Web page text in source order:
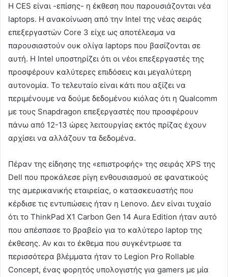
Η CES είναι -επίσης- η έκθεση που παρουσιάζονται νέα
laptops. Η ανακοίνωση από την Intel της νέας σειράς
επεξεργαστών Core 3 είχε ως αποτέλεσμα να
παρουσιαστούν ουκ ολίγα laptops που βασίζονται σε
αυτή. Η Intel υποστηρίζει ότι οι νέοι επεξεργαστές της
προσφέρουν καλύτερες επιδόσεις και μεγαλύτερη
αυτονομία. Το τελευταίο είναι κάτι που αξίζει να
περιμένουμε να δούμε δεδομένου κιόλας ότι η Qualcomm
με τους Snapdragon επεξεργαστές που προσφέρουν
πάνω από 12-13 ώρες λειτουργίας εκτός πρίζας έχουν
αρχίσει να αλλάζουν τα δεδομένα.
Πέραν της είδησης της «επιστροφής» της σειράς XPS της
Dell που προκάλεσε ρίγη ενθουσιασμού σε φανατικούς
της αμερικανικής εταιρείας, ο κατασκευαστής που
κέρδισε τις εντυπώσεις ήταν η Lenovo. Δεν είναι τυχαίο
ότι το ThinkPad X1 Carbon Gen 14 Aura Edition ήταν αυτό
που απέσπασε το βραβείο για το καλύτερο laptop της
έκθεσης. Αν και το έκθεμα που συγκέντρωσε τα
περισσότερα βλέμματα ήταν το Legion Pro Rollable
Concept, ένας φορητός υπολογιστής για gamers με μία